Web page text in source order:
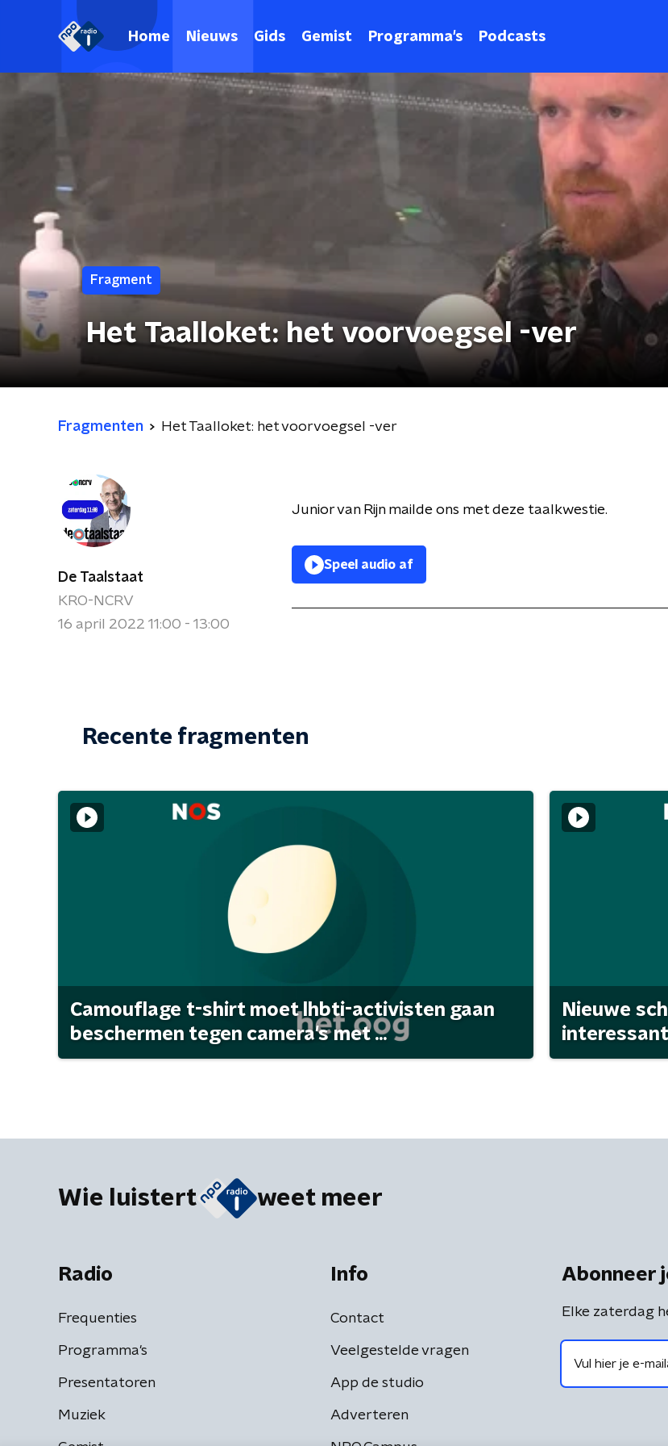
Home Nieuws Gids Gemist Programma's Podcasts
Fragment
Het Taalloket: het voorvoegsel -ver
Fragmenten Het Taalloket: het voorvoegsel -ver
De Taalstaat
KRO-NCRV
16 april 2022 11:00 - 13:00
Junior van Rijn mailde ons met deze taalkwestie.
Speel audio af
Recente fragmenten
Camouflage t-shirt moet lhbti-activisten gaan
beschermen tegen camera's met ...
Nieuwe
Wie luistert weet meer
Radio
Frequenties
Programma's
Presentatoren
Muziek
Info
Contact
Veelgestelde vragen
App de studio
Adverteren
Abonneer
Elke zaterdag